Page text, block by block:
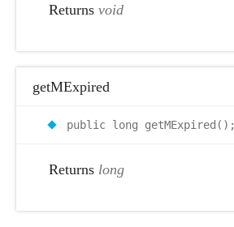
Returns void
getMExpired
public long getMExpired();
Returns long